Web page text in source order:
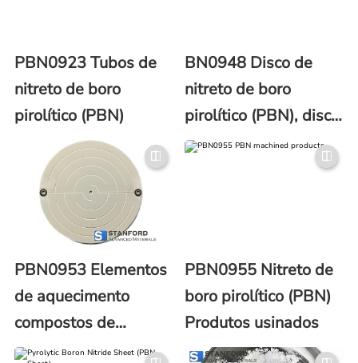
PBN0923 Tubos de
nitreto de boro
pirolítico (PBN)
BN0948 Disco de
nitreto de boro
pirolítico (PBN), disco
PBN
PBN0953 Elementos
de aquecimento
compostos de
PBN/PG com nitreto
PBN0955 Nitreto de
boro pirolítico (PBN)
Produtos usinados